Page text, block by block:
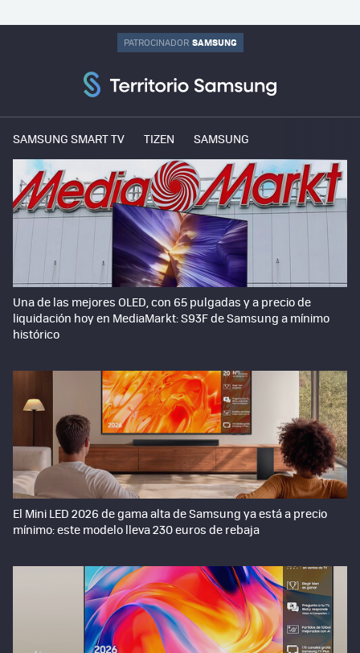
PATROCINADOR SAMSUNG
SAMSUNG SMART TV TIZEN SAMSUNG
Una de las mejores OLED, con 65 pulgadas y a precio de
liquidación hoy en MediaMarkt: S93F de Samsung a mínimo
histórico
El Mini LED 2026 de gama alta de Samsung ya está a precio
mínimo: este modelo lleva 230 euros de rebaja